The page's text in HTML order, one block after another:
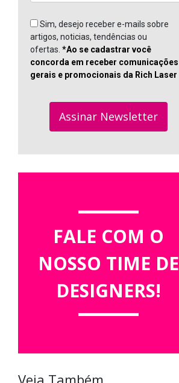
Sim, desejo receber e-mails sobre
artigos, noticias, tendências ou
ofertas. *Ao se cadastrar você
concorda em receber comunicações
gerais e promocionais da Rich Laser
Assinar Newsletter
FALE COM O
NOSSO TIME DE
DESIGNERS!